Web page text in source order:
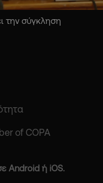
την σύγκληση
of COPA
Android ή iOS.